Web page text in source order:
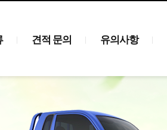
견적 문의 유의사항